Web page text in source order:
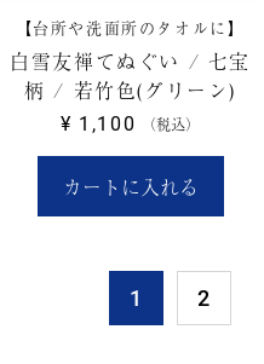
【台所や洗面所のタオルに】
白雪友禅てぬぐい / 七宝
柄 / 若竹色(グリーン)
¥ 1,100 税込
カートに入れる
1 2